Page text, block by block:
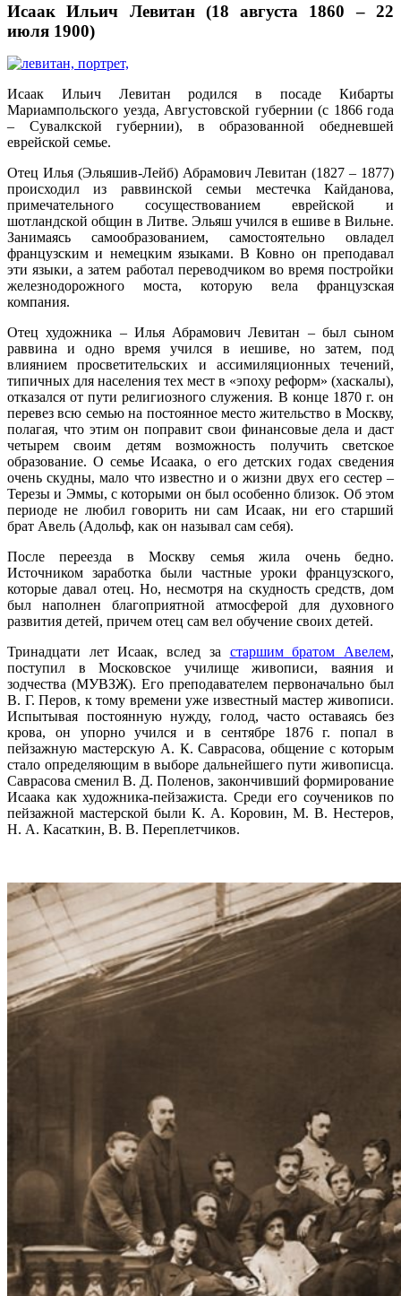
Исаак Ильич Левитан (18 августа 1860 – 22
июля 1900)
Исаак Ильич Левитан родился в посаде Кибарты
Мариампольского уезда, Августовской губернии (с 1866 года
– Сувалкской губернии), в образованной обедневшей
еврейской семье.
Отец Илья (Эльяшив-Лейб) Абрамович Левитан (1827 – 1877)
происходил из раввинской семьи местечка Кайданова,
примечательного сосуществованием еврейской и
шотландской общин в Литве. Эльяш учился в ешиве в Вильне.
Занимаясь самообразованием, самостоятельно овладел
французским и немецким языками. В Ковно он преподавал
эти языки, а затем работал переводчиком во время постройки
железнодорожного моста, которую вела французская
компания.
Отец художника – Илья Абрамович Левитан – был сыном
раввина и одно время учился в иешиве, но затем, под
влиянием просветительских и ассимиляционных течений,
типичных для населения тех мест в «эпоху реформ» (хаскалы),
отказался от пути религиозного служения. В конце 1870 г. он
перевез всю семью на постоянное место жительство в Москву,
полагая, что этим он поправит свои финансовые дела и даст
четырем своим детям возможность получить светское
образование. О семье Исаака, о его детских годах сведения
очень скудны, мало что известно и о жизни двух его сестер –
Терезы и Эммы, с которыми он был особенно близок. Об этом
периоде не любил говорить ни сам Исаак, ни его старший
брат Авель (Адольф, как он называл сам себя).
После переезда в Москву семья жила очень бедно.
Источником заработка были частные уроки французского,
которые давал отец. Но, несмотря на скудность средств, дом
был наполнен благоприятной атмосферой для духовного
развития детей, причем отец сам вел обучение своих детей.
Тринадцати лет Исаак, вслед за старшим братом Авелем,
поступил в Московское училище живописи, ваяния и
зодчества (МУВЗЖ). Его преподавателем первоначально был
В. Г. Перов, к тому времени уже известный мастер живописи.
Испытывая постоянную нужду, голод, часто оставаясь без
крова, он упорно учился и в сентябре 1876 г. попал в
пейзажную мастерскую А. К. Саврасова, общение с которым
стало определяющим в выборе дальнейшего пути живописца.
Саврасова сменил В. Д. Поленов, закончивший формирование
Исаака как художника-пейзажиста. Среди его соучеников по
пейзажной мастерской были К. А. Коровин, М. В. Нестеров,
Н. А. Касаткин, В. В. Переплетчиков.